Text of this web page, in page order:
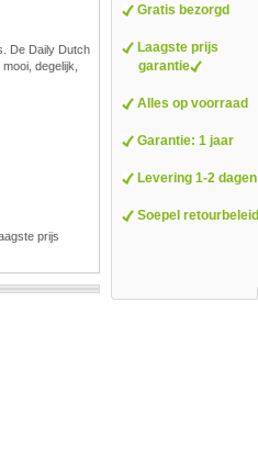
De Daily Dutch
degelijk,
prijs
Gratis bezorgd
Laagste prijs
garantie
Alles op voorraad
Garantie: 1 jaar
Levering 1-2 dagen
Soepel retourbeleid